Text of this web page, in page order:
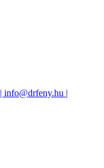
info@drfeny.hu |